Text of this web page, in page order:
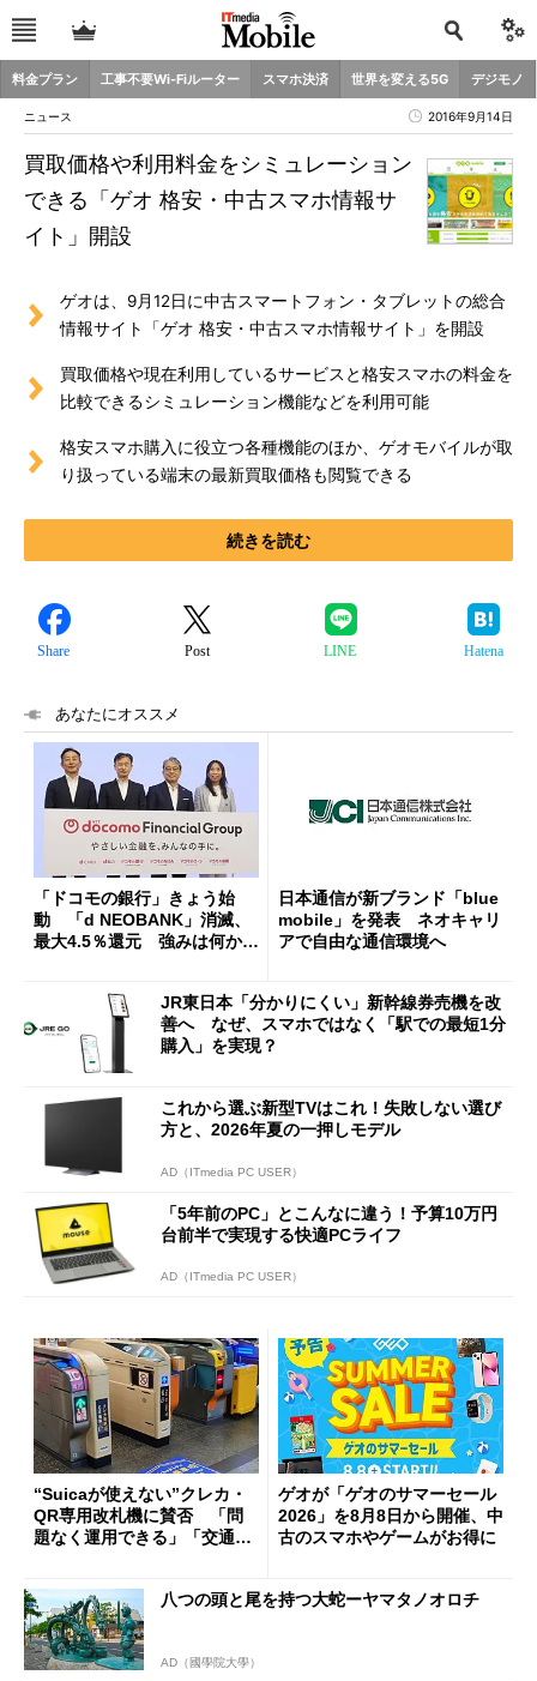
料金プラン 工事不要Wi-Fiルーター スマホ決済 世界を変える5G デジモノ
ニュース 2016年9月14日
買取価格や利用料金をシミュレーション
できる「ゲオ 格安・中古スマホ情報サ
イト」開設
ゲオは、9月12日に中古スマートフォン・タブレットの総合
情報サイト「ゲオ 格安・中古スマホ情報サイト」を開設
買取価格や現在利用しているサービスと格安スマホの料金を
比較できるシミュレーション機能などを利用可能
格安スマホ購入に役立つ各種機能のほか、ゲオモバイルが取
り扱っている端末の最新買取価格も閲覧できる
続きを読む
Share Post LINE Hatena
あなたにオススメ
「ドコモの銀行」きょう始
動 「d NEOBANK」消滅、
最大4.5％還元 強みは何か解
日本通信が新ブランド「blue
mobile」を発表 ネオキャリ
アで自由な通信環境へ
JR東日本「分かりにくい」新幹線券売機を改
善へ なぜ、スマホではなく「駅での最短1分
購入」を実現？
これから選ぶ新型TVはこれ！失敗しない選び
方と、2026年夏の一押しモデル
AD（ITmedia PC USER）
「5年前のPC」とこんなに違う！予算10万円
台前半で実現する快適PCライフ
AD（ITmedia PC USER）
“Suicaが使えない”クレカ・
QR専用改札機に賛否 「問
題なく運用できる」「交通系I
ゲオが「ゲオのサマーセール
2026」を8月8日から開催、中
古のスマホやゲームがお得に
八つの頭と尾を持つ大蛇ーヤマタノオロチ
AD（國學院大學）